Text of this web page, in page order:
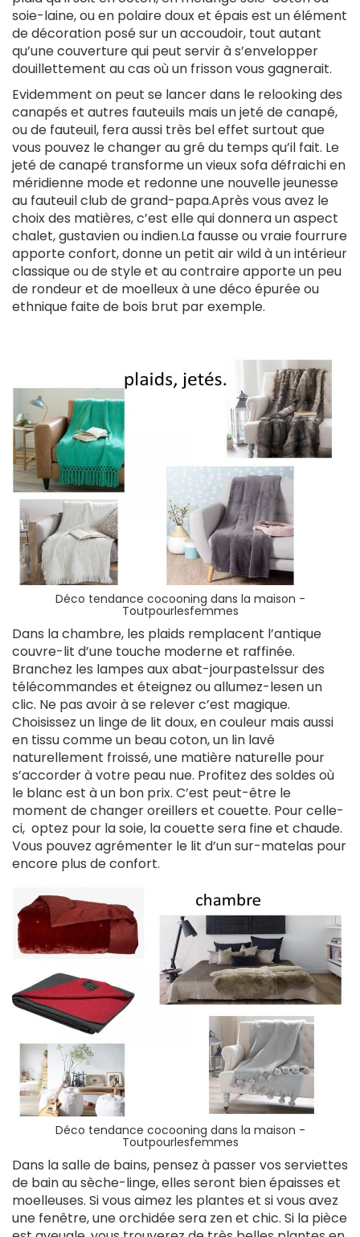
soie-laine, ou en polaire doux et épais est un élément
de décoration posé sur un accoudoir, tout autant
qu’une couverture qui peut servir à s’envelopper
douillettement au cas où un frisson vous gagnerait.
Evidemment on peut se lancer dans le relooking des
canapés et autres fauteuils mais un jeté de canapé,
ou de fauteuil, fera aussi très bel effet surtout que
vous pouvez le changer au gré du temps qu’il fait. Le
jeté de canapé transforme un vieux sofa défraichi en
méridienne mode et redonne une nouvelle jeunesse
au fauteuil club de grand-papa.Après vous avez le
choix des matières, c’est elle qui donnera un aspect
chalet, gustavien ou indien.La fausse ou vraie fourrure
apporte confort, donne un petit air wild à un intérieur
classique ou de style et au contraire apporte un peu
de rondeur et de moelleux à une déco épurée ou
ethnique faite de bois brut par exemple.
Déco tendance cocooning dans la maison -
Toutpourlesfemmes
Dans la chambre, les plaids remplacent l’antique
couvre-lit d’une touche moderne et raffinée.
Branchez les lampes aux abat-jourpastelssur des
télécommandes et éteignez ou allumez-lesen un
clic. Ne pas avoir à se relever c’est magique.
Choisissez un linge de lit doux, en couleur mais aussi
en tissu comme un beau coton, un lin lavé
naturellement froissé, une matière naturelle pour
s’accorder à votre peau nue. Profitez des soldes où
le blanc est à un bon prix. C’est peut-être le
moment de changer oreillers et couette. Pour celle-
ci, optez pour la soie, la couette sera fine et chaude.
Vous pouvez agrémenter le lit d’un sur-matelas pour
encore plus de confort.
Déco tendance cocooning dans la maison -
Toutpourlesfemmes
Dans la salle de bains, pensez à passer vos serviettes
de bain au sèche-linge, elles seront bien épaisses et
moelleuses. Si vous aimez les plantes et si vous avez
une fenêtre, une orchidée sera zen et chic. Si la pièce